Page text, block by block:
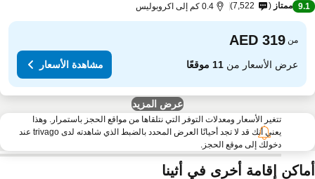
9.1 ممتاز 7,522 0.4 كم إلى اكروبوليس
من
عرض الأسعار من11 موقعًا مشاهدة الأسعار
عرض المزيد
تتغير الأسعار ومعدلات التوفر التي نتلقاها من مواقع الحجز باستمرار. وهذا
يعني أنك قد لا تجد أحيانًا العرض المحدد بالضبط الذي شاهدته لدى trivago عند
دخولك إلى موقع الحجز.
إقامة أخرى في أثينا